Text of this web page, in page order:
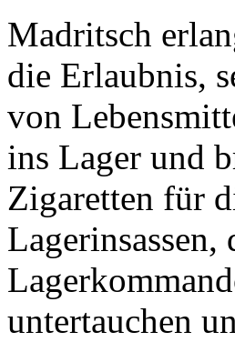
Madritsch
die Erlaubnis,
von
ins Lager und
Zigaretten für
untertauchen